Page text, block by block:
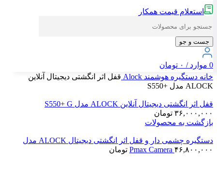
استعلام قیمت همکار
جست و جو
0 موارد / ۰ تومان
خانه دستگیره هوشمند Alock قفل اثر انگشتی دیجیتال آنلاین
ALOCK مدل +S550
قفل اثر انگشتی دیجیتال آنلاین ALOCK مدل S550+ G
۳۶,۰۰۰,۰۰۰ تومان
بازگشت به محصولات
دستگیره چشمی دار و قفل اثر انگشتی دیجیتال ALOCK مدل
Pmax Camera ۴۶,۸۰۰,۰۰۰ تومان